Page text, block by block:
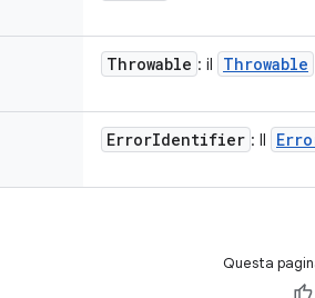
Throwable : il Throwable
ErrorIdentifier : Il
Questa